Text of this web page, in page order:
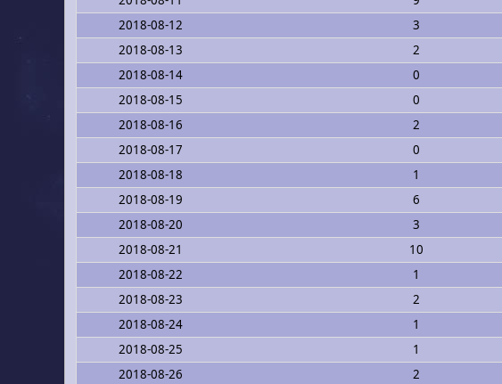
2018-08-12
3
2018-08-13
2
2018-08-14
0
2018-08-15
0
2018-08-16
2
2018-08-17
0
2018-08-18
1
2018-08-19
6
2018-08-20
3
2018-08-21
10
2018-08-22
1
2018-08-23
2
2018-08-24
1
2018-08-25
1
2018-08-26
2